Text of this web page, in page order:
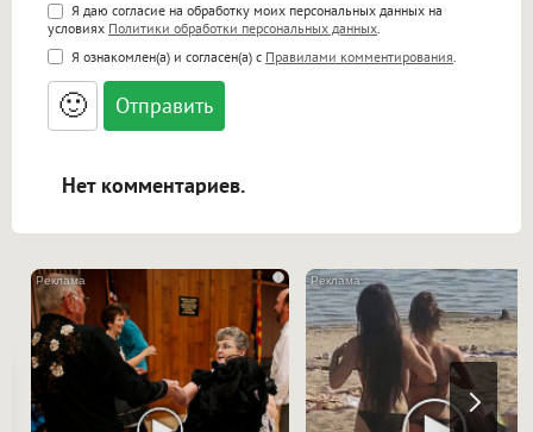
Поддержка HTML
<b>, <strong>, <u>, <i>, <em>, <s>, <big>,
<small>, <sup>, <sub>, <pre>, <ul>, <ol>, <li>,
<blockquote>, <code> экранирует HTML,
адреса URL автоматически становятся
ссылками, и [img]адрес[/img] будет
Я даю согласие на обработку моих персональных данных на
условиях Политики обработки персональных данных
Я ознакомлен(а) и согласен(а) с Правилами комментирования
🙂
Нет комментариев.
i